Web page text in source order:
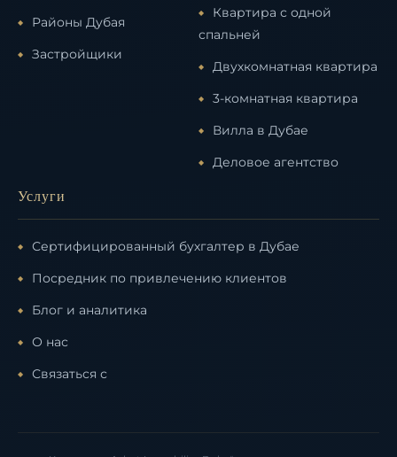
Районы Дубая
Застройщики
Квартира с одной
спальней
Двухкомнатная квартира
3-комнатная квартира
Вилла в Дубае
Деловое агентство
Услуги
Сертифицированный бухгалтер в Дубае
Посредник по привлечению клиентов
Блог и аналитика
О нас
Связаться с